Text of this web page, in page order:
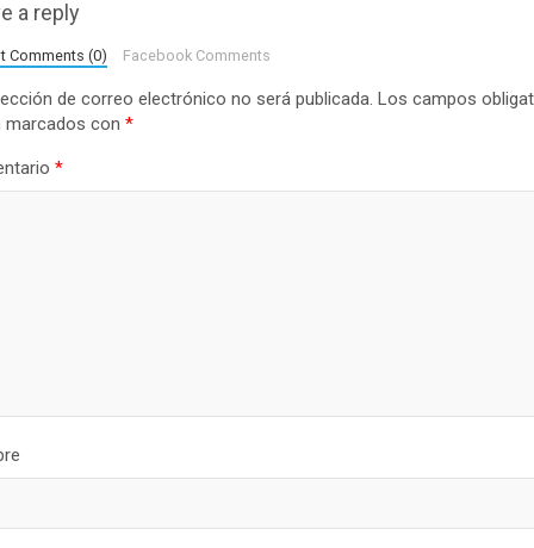
a reply
Comments (0) Facebook Comments
de correo electrónico no será publicada. Los campos
marcados con *
*